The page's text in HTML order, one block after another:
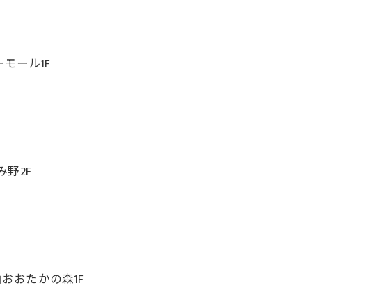
ール1F
野2F
おたかの森1F